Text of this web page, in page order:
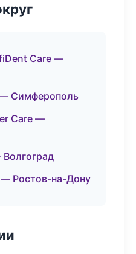
Care —
Симферополь
Care —
Ростов-на-Дону